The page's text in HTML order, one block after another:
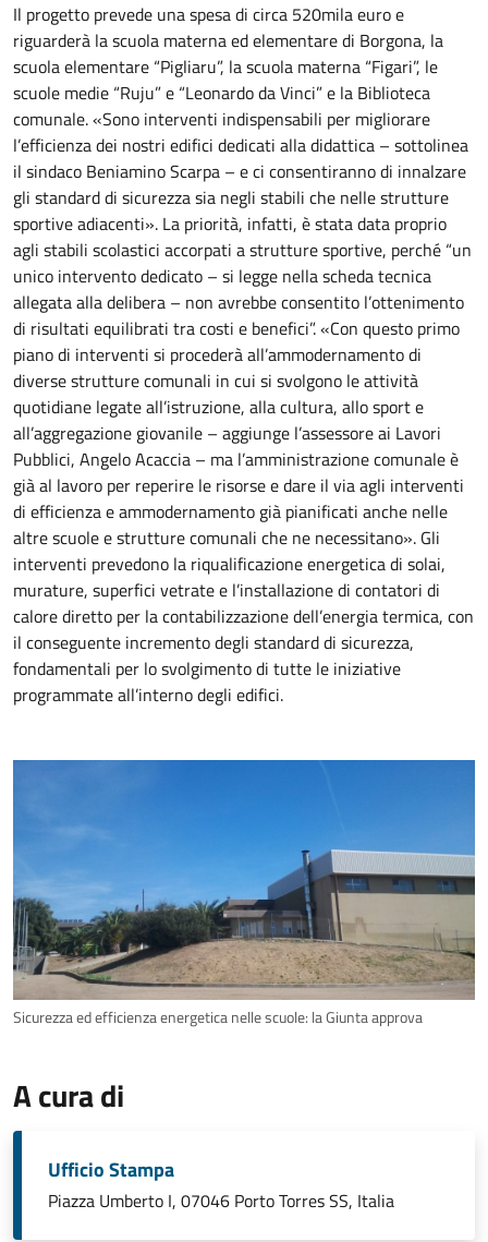
Il progetto prevede una spesa di circa 520mila euro e
riguarderà la scuola materna ed elementare di Borgona, la
scuola elementare “Pigliaru”, la scuola materna “Figari”, le
scuole medie “Ruju” e “Leonardo da Vinci” e la Biblioteca
comunale. «Sono interventi indispensabili per migliorare
l’efficienza dei nostri edifici dedicati alla didattica – sottolinea
il sindaco Beniamino Scarpa – e ci consentiranno di innalzare
gli standard di sicurezza sia negli stabili che nelle strutture
sportive adiacenti». La priorità, infatti, è stata data proprio
agli stabili scolastici accorpati a strutture sportive, perché “un
unico intervento dedicato – si legge nella scheda tecnica
allegata alla delibera – non avrebbe consentito l’ottenimento
di risultati equilibrati tra costi e benefici”. «Con questo primo
piano di interventi si procederà all’ammodernamento di
diverse strutture comunali in cui si svolgono le attività
quotidiane legate all’istruzione, alla cultura, allo sport e
all’aggregazione giovanile – aggiunge l’assessore ai Lavori
Pubblici, Angelo Acaccia – ma l’amministrazione comunale è
già al lavoro per reperire le risorse e dare il via agli interventi
di efficienza e ammodernamento già pianificati anche nelle
altre scuole e strutture comunali che ne necessitano». Gli
interventi prevedono la riqualificazione energetica di solai,
murature, superfici vetrate e l’installazione di contatori di
calore diretto per la contabilizzazione dell’energia termica, con
il conseguente incremento degli standard di sicurezza,
fondamentali per lo svolgimento di tutte le iniziative
programmate all’interno degli edifici.
Sicurezza ed efficienza energetica nelle scuole: la Giunta approva
A cura di
Ufficio Stampa
Piazza Umberto I, 07046 Porto Torres SS, Italia